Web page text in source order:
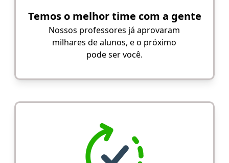
Temos o melhor time com a gente
Nossos professores já aprovaram
milhares de alunos, e o próximo
pode ser você.